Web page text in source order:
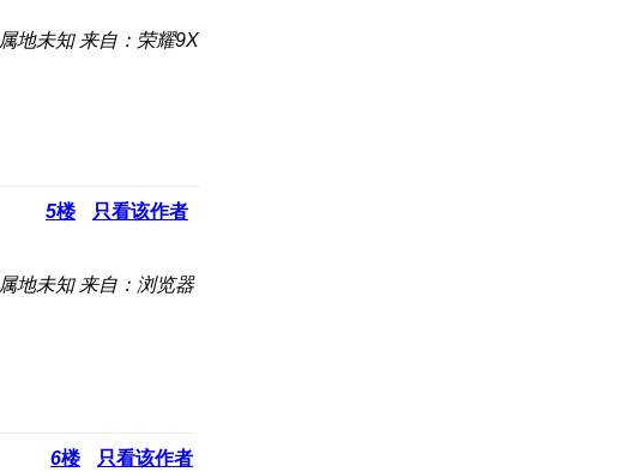
属地未知 来自：荣耀9X
5楼 只看该作者
属地未知 来自：浏览器
6楼 只看该作者